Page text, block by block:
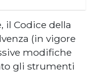
il Codice della
(in vigore
modifiche
gli strumenti